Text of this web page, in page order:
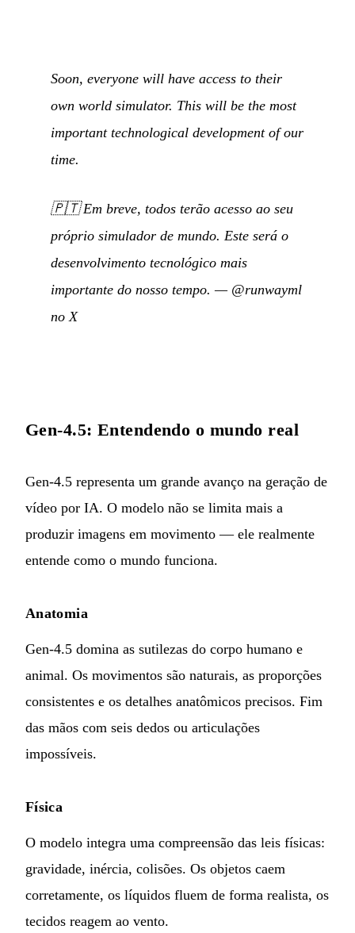
Soon, everyone will have access to their
own world simulator. This will be the most
important technological development of our
time.
🇵🇹Em breve, todos terão acesso ao seu
próprio simulador de mundo. Este será o
desenvolvimento tecnológico mais
importante do nosso tempo. — @runwayml
no X
Gen-4.5: Entendendo o mundo real
Gen-4.5 representa um grande avanço na geração de
vídeo por IA. O modelo não se limita mais a
produzir imagens em movimento — ele realmente
entende como o mundo funciona.
Anatomia
Gen-4.5 domina as sutilezas do corpo humano e
animal. Os movimentos são naturais, as proporções
consistentes e os detalhes anatômicos precisos. Fim
das mãos com seis dedos ou articulações
impossíveis.
Física
O modelo integra uma compreensão das leis físicas:
gravidade, inércia, colisões. Os objetos caem
corretamente, os líquidos fluem de forma realista, os
tecidos reagem ao vento.